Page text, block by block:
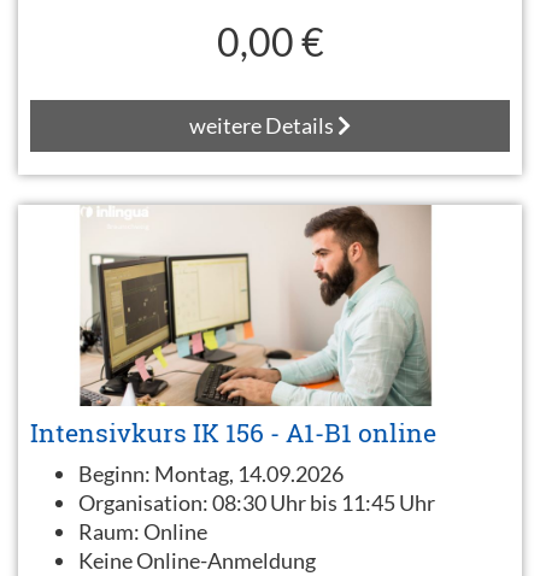
0,00 €
weitere Details
Intensivkurs IK 156 - A1-B1 online
Beginn: Montag, 14.09.2026
Organisation:08:30 Uhr bis 11:45 Uhr
Raum:Online
Keine Online-Anmeldung